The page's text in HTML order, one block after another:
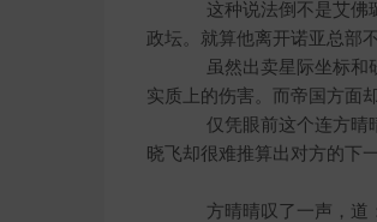
这种说法倒不是艾佛璐
政坛。就算他离开诺亚总部
虽然出卖星际坐标和研
实质上的伤害。而帝国方面
仅凭眼前这个连方晴晴
晓飞却很难推算出对方的下
方晴晴叹了一声，道：